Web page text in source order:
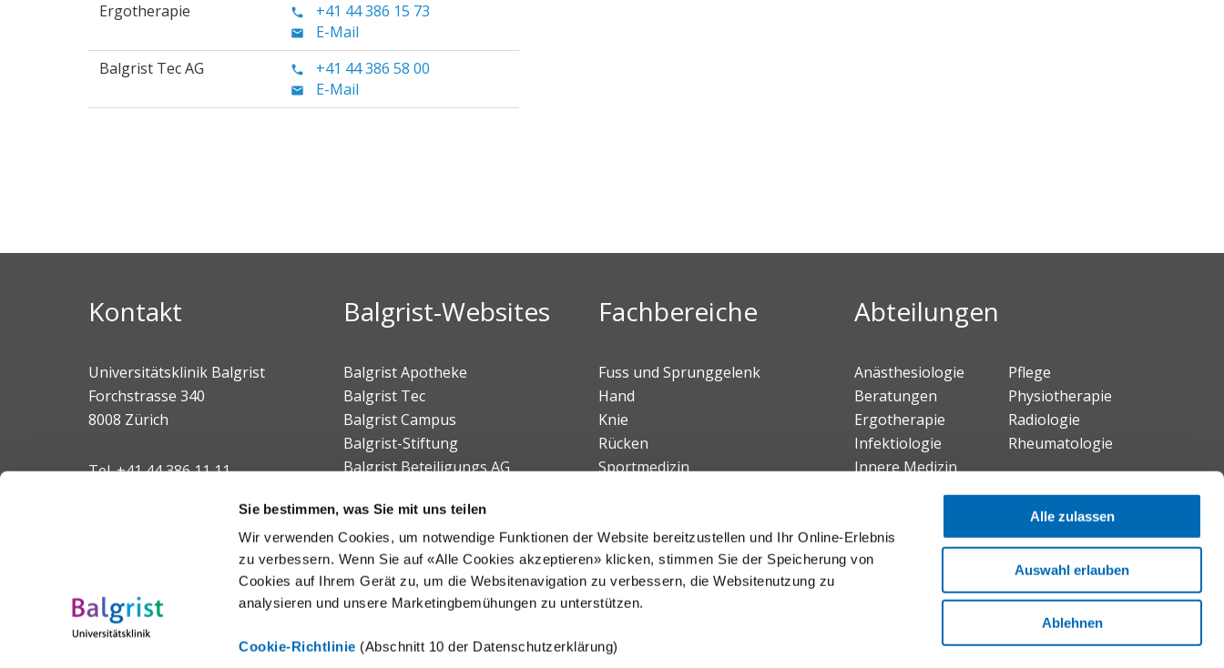
Sie bestimmen, was Sie mit uns teilen
Wir verwenden Cookies, um notwendige Funktionen der Website bereitzustellen und Ihr Online-Erlebnis
zu verbessern. Wenn Sie auf «Alle Cookies akzeptieren» klicken, stimmen Sie der Speicherung von
Cookies auf Ihrem Gerät zu, um die Websitenavigation zu verbessern, die Websitenutzung zu
analysieren und unsere Marketingbemühungen zu unterstützen.
Cookie-Richtlinie (Abschnitt 10 der Datenschutzerklärung)
Alle zulassen
Auswahl erlauben
Ablehnen
Ergotherapie
+41 44 386 15 73
E-Mail
Balgrist Tec AG
+41 44 386 58 00
E-Mail
Kontakt
Universitätsklinik Balgrist
Forchstrasse 340
8008 Zürich
Tel.+41 44 386 11 11
Balgrist-Websites
Balgrist Apotheke
Balgrist Tec
Balgrist Campus
Balgrist-Stiftung
Balgrist Beteiligungs AG
Fachbereiche
Fuss und Sprunggelenk
Hand
Knie
Rücken
Sportmedizin
Chiropraktische Medizin
Zentrum für Paraplegie
Abteilungen
Anästhesiologie
Beratungen
Ergotherapie
Infektiologie
Innere Medizin
Neuro-Urologie
Pflege
Physiotherapie
Radiologie
Rheumatologie